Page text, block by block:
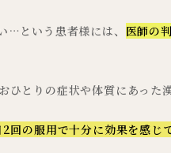
…という患者様には、 医師の
とりの症状や体質にあった
回の服用で十分に効果を感